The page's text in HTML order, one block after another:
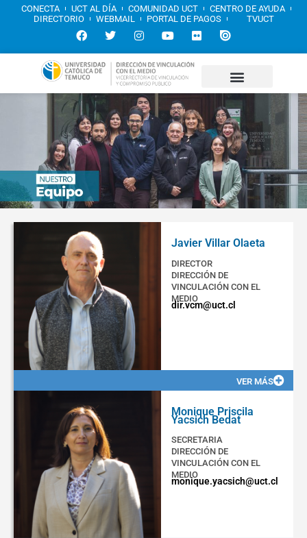
CONECTA UCT AL DÍA COMUNIDAD UCT
CENTRO DE AYUDA
DIRECTORIO
WEBMAIL PORTAL DE PAGOS TVUCT
Javier Villar Olaeta
DIRECTOR
DIRECCIÓN DE
VINCULACIÓN CON EL
MEDIO
dir.vcm@uct.cl
VER MÁS
Monique Priscila
Yacsich Bedat
SECRETARIA
DIRECCIÓN DE
VINCULACIÓN CON EL
MEDIO
monique.yacsich@uct.cl